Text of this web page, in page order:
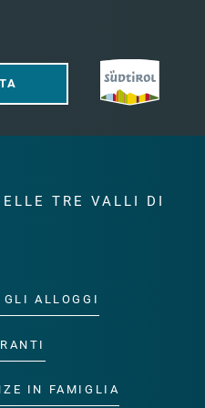
TRE VALLI DI
ALLOGGI
IN FAMIGLIA